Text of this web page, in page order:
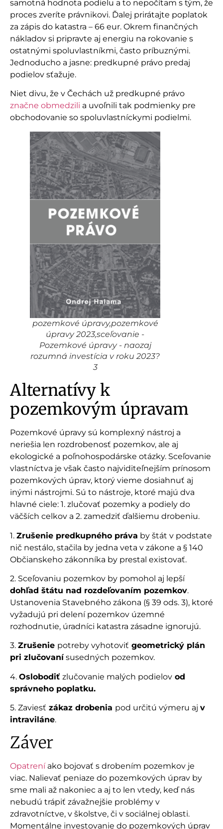
samotná hodnota podielu a to nepočítam s tým, že
proces zveríte právnikovi. Ďalej prirátajte poplatok
za zápis do katastra – 66 eur. Okrem finančných
nákladov si pripravte aj energiu na rokovanie s
ostatnými spoluvlastníkmi, často príbuznými.
Jednoducho a jasne: predkupné právo predaj
podielov sťažuje.
Niet divu, že v Čechách už predkupné právo
značne obmedzili a uvoľnili tak podmienky pre
obchodovanie so spoluvlastníckymi podielmi.
pozemkové úpravy,pozemkové
úpravy 2023,sceľovanie -
Pozemkové úpravy - naozaj
rozumná investícia v roku 2023?
3
Alternatívy k
pozemkovým úpravam
Pozemkové úpravy sú komplexný nástroj a
neriešia len rozdrobenosť pozemkov, ale aj
ekologické a poľnohospodárske otázky. Sceľovanie
vlastníctva je však často najviditeľnejším prínosom
pozemkových úprav, ktorý vieme dosiahnuť aj
inými nástrojmi. Sú to nástroje, ktoré majú dva
hlavné ciele: 1. zlučovať pozemky a podiely do
väčších celkov a 2. zamedziť ďalšiemu drobeniu.
1. Zrušenie predkupného práva by štát v podstate
nič nestálo, stačila by jedna veta v zákone a § 140
Občianskeho zákonníka by prestal existovať.
2. Sceľovaniu pozemkov by pomohol aj lepší
dohľad štátu nad rozdeľovaním pozemkov.
Ustanovenia Stavebného zákona (§ 39 ods. 3), ktoré
vyžadujú pri delení pozemkov územné
rozhodnutie, úradníci katastra zásadne ignorujú.
3. Zrušenie potreby vyhotoviť geometrický plán
pri zlučovanísusedných pozemkov.
4. Oslobodiť zlučovanie malých podielov od
správneho poplatku.
5. Zaviesť zákaz drobenia pod určitú výmeru aj v
intraviláne.
Záver
Opatreníako bojovať s drobením pozemkov je
viac. Nalievať peniaze do pozemkových úprav by
sme mali až nakoniec a aj to len vtedy, keď nás
nebudú trápiť závažnejšie problémy v
zdravotníctve, v školstve, či v sociálnej oblasti.
Momentálne investovanie do pozemkových úprav